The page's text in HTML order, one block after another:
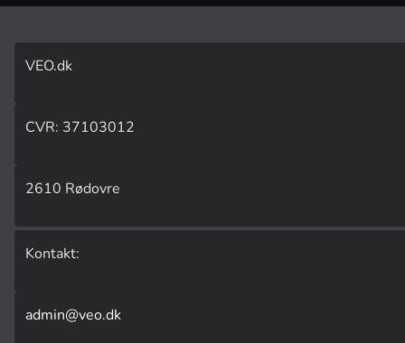
VEO.dk
CVR: 37103012
2610 Rødovre
Kontakt:
admin@veo.dk